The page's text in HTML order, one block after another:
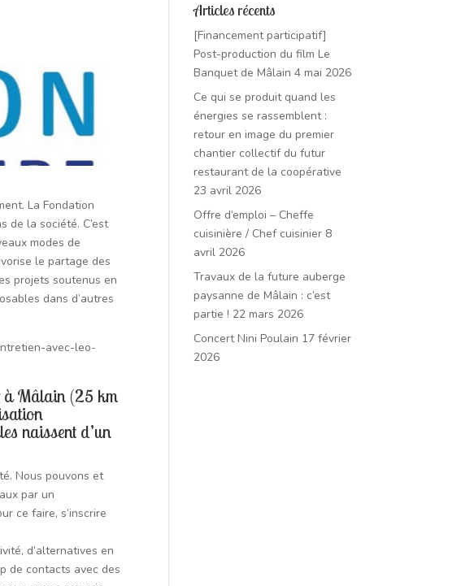
La Fondation
de la société. C’est
modes de
le partage des
projets soutenus en
dans d’autres
avec-leo-
à Mâlain (25 km
naissent d’un
Nous pouvons et
par un
ce faire, s’inscrire
d’alternatives en
de contacts avec des
Articles récents
[Financement participatif]
Post-production du film Le
Banquet de Mâlain 4 mai 2026
Ce qui se produit quand les
énergies se rassemblent :
retour en image du premier
chantier collectif du futur
restaurant de la coopérative
23 avril 2026
Offre d’emploi – Cheffe
cuisinière / Chef cuisinier 8
avril 2026
Travaux de la future auberge
paysanne de Mâlain : c’est
partie ! 22 mars 2026
Concert Nini Poulain 17 février
2026